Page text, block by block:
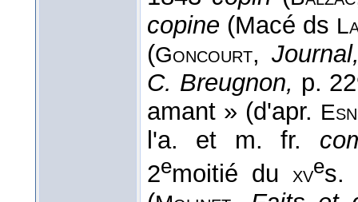
copine (Macé ds
(Goncourt,
C. Breugnon, p.
amant » (d'apr.
l'a. et m. fr.
2emoitié du xves.